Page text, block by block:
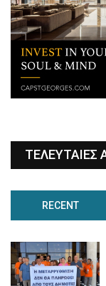
ΤΕΛΕΥΤΑΙΕΣ
RECENT